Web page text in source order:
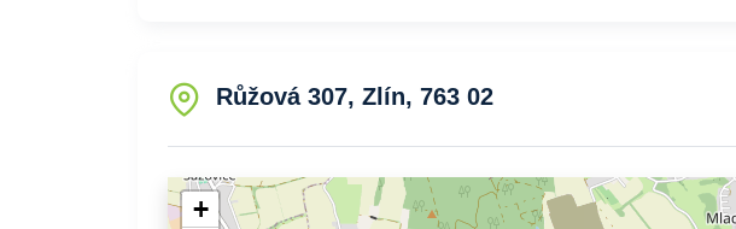
Růžová 307, Zlín, 763 02
+